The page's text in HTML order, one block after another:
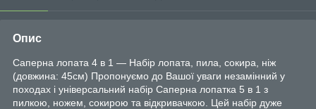
Опис
Саперна лопата 4 в 1 — Набір лопата, пила, сокира, ніж
(довжина: 45см) Пропонуємо до Вашої уваги незамінний у
походах і універсальний набір Саперна лопатка 5 в 1 з
пилкою, ножем, сокирою та відкривачкою. Цей набір дуже